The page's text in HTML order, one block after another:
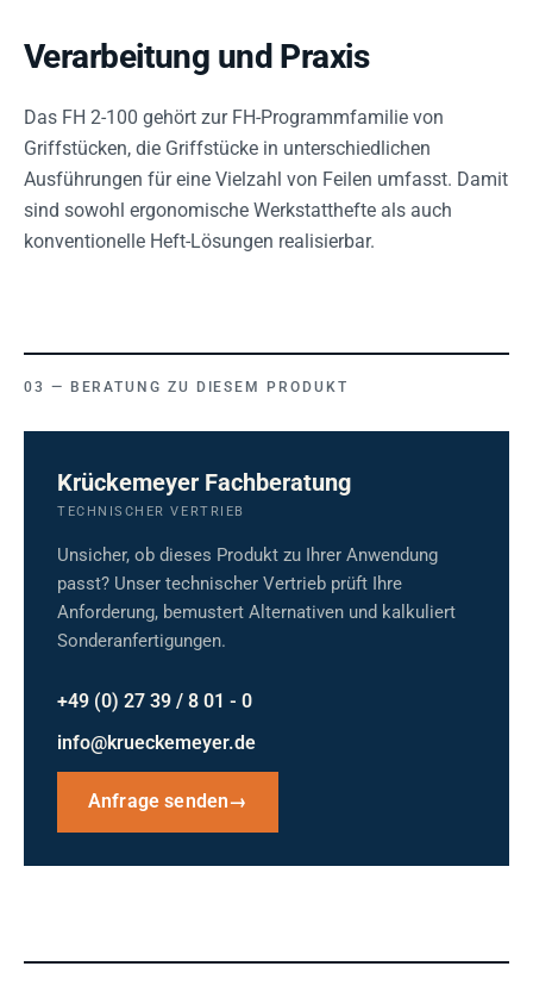
Verarbeitung und Praxis
Das FH 2-100 gehört zur FH-Programmfamilie von
Griffstücken, die Griffstücke in unterschiedlichen
Ausführungen für eine Vielzahl von Feilen umfasst. Damit
sind sowohl ergonomische Werkstatthefte als auch
konventionelle Heft-Lösungen realisierbar.
BERATUNG ZU DIESEM PRODUKT
Krückemeyer Fachberatung
TECHNISCHER VERTRIEB
Unsicher, ob dieses Produkt zu Ihrer Anwendung
passt? Unser technischer Vertrieb prüft Ihre
Anforderung, bemustert Alternativen und kalkuliert
Sonderanfertigungen.
+49 (0) 27 39 / 8 01 - 0
info@krueckemeyer.de
Anfrage senden→